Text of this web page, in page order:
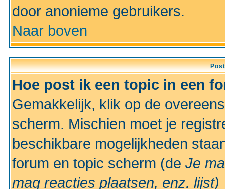
door anonieme gebruikers.
Naar boven
Hoe post ik een topic in een
Gemakkelijk, klik op de
scherm. Mischien moet je
beschikbare mogelijkheden
forum en topic scherm (de Je
mag reacties plaatsen, enz. lijst)